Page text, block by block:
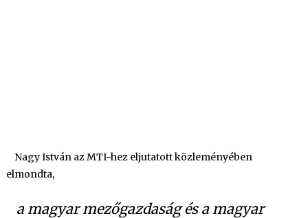
Nagy István az MTI-hez eljutatott közleményében
elmondta,
a magyar mezőgazdaság és a magyar